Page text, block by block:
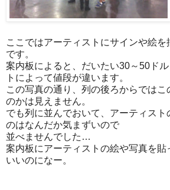
ここではアーティストにサインや絵を
です。
案内板によると、だいたい30～50ド
トによって値段が違います。
この写真の通り、列の後ろからでは
のかは見えません。
でも列に並んでおいて、アーティスト
のはなんだか気まずいので
並べませんでした…
案内板にアーティストの絵や写真を貼
いいのになー。